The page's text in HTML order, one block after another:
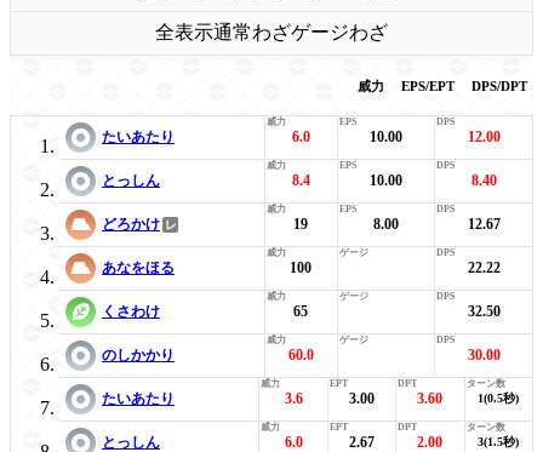
全表示通常わざゲージわざ
威力 EPS/EPT DPS/DPT
たいあたり 6.0 10.00 12.00
とっしん 8.4 10.00 8.40
どろかけ 19 8.00 12.67
あなをほる 100 22.22
くさわけ 65 32.50
のしかかり 60.0 30.00
たいあたり 3.6 3.00 3.60 1(0.5秒)
とっしん 6.0 2.67 2.00 3(1.5秒)